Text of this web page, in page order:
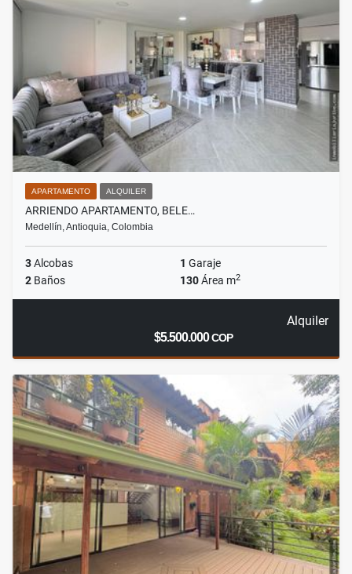
APARTAMENTO ALQUILER
ARRIENDO APARTAMENTO, BELE…
Medellín, Antioquia, Colombia
3Alcobas 1 Garaje
2 Baños 130Área m2
Alquiler
$5.500.000COP